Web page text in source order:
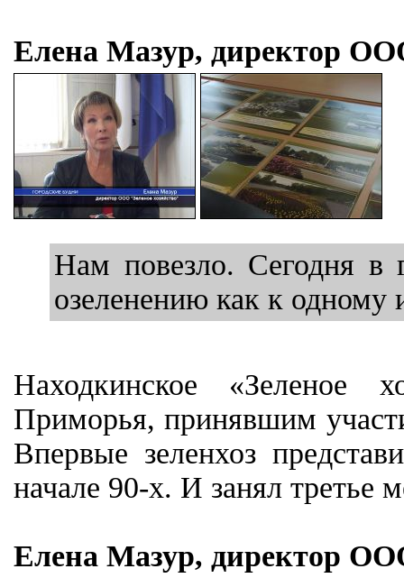
Елена Мазур, директор
Нам повезло. Сегодня в
озеленению как к одному
Находкинское «Зеленое
Приморья, принявшим
Впервые зеленхоз
начале 90-х. И занял третье
Елена Мазур, директор